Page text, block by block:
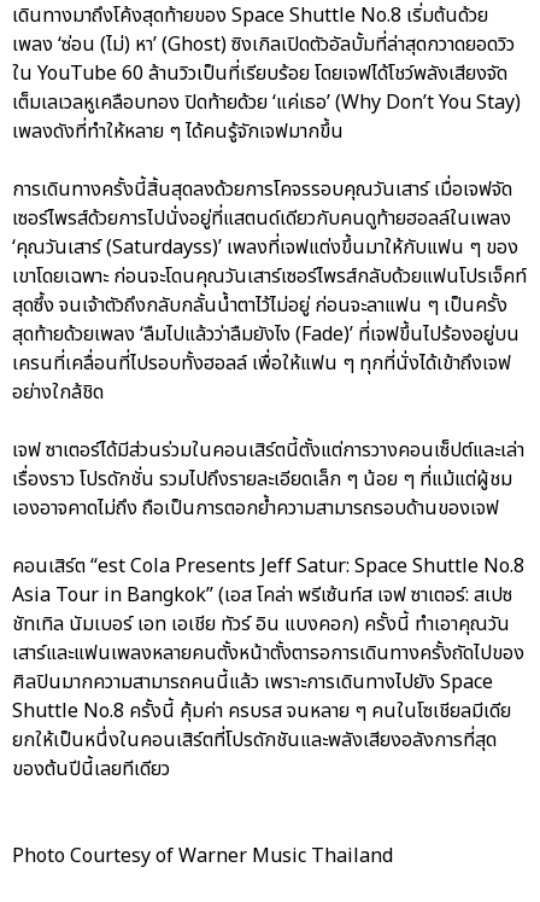
เดินทางมาถึงโค้งสุดท้ายของ Space Shuttle No.8 เริ่มต้นด้วย
เพลง ‘ซ่อน (ไม่) หา’ (Ghost) ซิงเกิลเปิดตัวอัลบั้มที่ล่าสุดกวาดยอดวิว
ใน YouTube 60 ล้านวิวเป็นที่เรียบร้อย โดยเจฟได้โชว์พลังเสียงจัด
เต็มเลเวลหูเคลือบทอง ปิดท้ายด้วย ‘แค่เธอ’ (Why Don’t You Stay)
เพลงดังที่ทำให้หลาย ๆ ได้คนรู้จักเจฟมากขึ้น
การเดินทางครั้งนี้สิ้นสุดลงด้วยการโคจรรอบคุณวันเสาร์ เมื่อเจฟจัด
เซอร์ไพรส์ด้วยการไปนั่งอยู่ที่แสตนด์เดียวกับคนดูท้ายฮอลล์ในเพลง
‘คุณวันเสาร์ (Saturdayss)’ เพลงที่เจฟแต่งขึ้นมาให้กับแฟน ๆ ของ
เขาโดยเฉพาะ ก่อนจะโดนคุณวันเสาร์เซอร์ไพรส์กลับด้วยแฟนโปรเจ็คท์
สุดซึ้ง จนเจ้าตัวถึงกลับกลั้นน้ำตาไว้ไม่อยู่ ก่อนจะลาแฟน ๆ เป็นครั้ง
สุดท้ายด้วยเพลง ‘ลืมไปแล้วว่าลืมยังไง (Fade)’ ที่เจฟขึ้นไปร้องอยู่บน
เครนที่เคลื่อนที่ไปรอบทั้งฮอลล์ เพื่อให้แฟน ๆ ทุกที่นั่งได้เข้าถึงเจฟ
อย่างใกล้ชิด
เจฟ ซาเตอร์ได้มีส่วนร่วมในคอนเสิร์ตนี้ตั้งแต่การวางคอนเซ็ปต์และเล่า
เรื่องราว โปรดักชั่น รวมไปถึงรายละเอียดเล็ก ๆ น้อย ๆ ที่แม้แต่ผู้ชม
เองอาจคาดไม่ถึง ถือเป็นการตอกย้ำความสามารถรอบด้านของเจฟ
คอนเสิร์ต “est Cola Presents Jeff Satur: Space Shuttle No.8
Asia Tour in Bangkok” (เอส โคล่า พรีเซ้นท์ส เจฟ ซาเตอร์: สเปซ
ชัทเทิล นัมเบอร์ เอท เอเชีย ทัวร์ อิน แบงคอก) ครั้งนี้ ทำเอาคุณวัน
เสาร์และแฟนเพลงหลายคนตั้งหน้าตั้งตารอการเดินทางครั้งถัดไปของ
ศิลปินมากความสามารถคนนี้แล้ว เพราะการเดินทางไปยัง Space
Shuttle No.8 ครั้งนี้ คุ้มค่า ครบรส จนหลาย ๆ คนในโซเชียลมีเดีย
ยกให้เป็นหนึ่งในคอนเสิร์ตที่โปรดักชันและพลังเสียงอลังการที่สุด
ของต้นปีนี้เลยทีเดียว
Photo Courtesy of Warner Music Thailand